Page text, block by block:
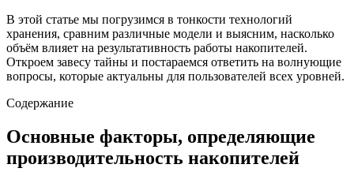
В этой статье мы погрузимся в тонкости технологий
хранения, сравним различные модели и выясним, насколько
объём влияет на результативность работы накопителей.
Откроем завесу тайны и постараемся ответить на волнующие
вопросы, которые актуальны для пользователей всех уровней.
Содержание
Основные факторы, определяющие
производительность накопителей